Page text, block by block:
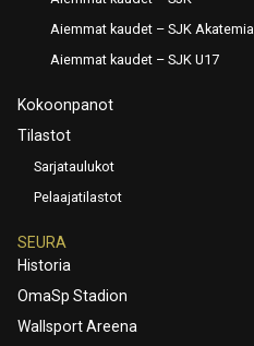
Aiemmat kaudet – SJK Akatemia
Aiemmat kaudet – SJK U17
Kokoonpanot
Tilastot
Sarjataulukot
Pelaajatilastot
SEURA
Historia
OmaSp Stadion
Wallsport Areena